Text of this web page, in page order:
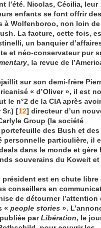
l’été. Nicolas, Cécilia, leur
enfants se font offrir des
à Wolfenboroo, non loin
La facture, cette fois,
un banquier
et néo-conservateur pur
, la revue de
sur son demi-frère
« d’Oliver », il est
le n°2 de la CIA après
Sr.) [12] directeur d’un
Group (la société
des Bush et des
personnelle particulière, il
dans le monde et gère
souverains du Koweit et
est en chute libre
conseillers en
de détourner l’attention
« people stories ».
parLibération, le